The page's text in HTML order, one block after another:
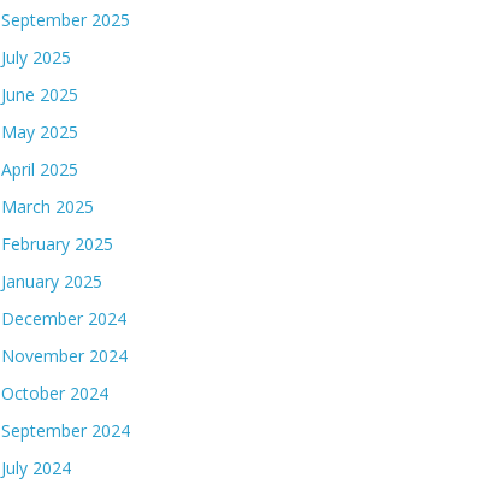
September 2025
July 2025
June 2025
May 2025
April 2025
March 2025
February 2025
January 2025
December 2024
November 2024
October 2024
September 2024
July 2024